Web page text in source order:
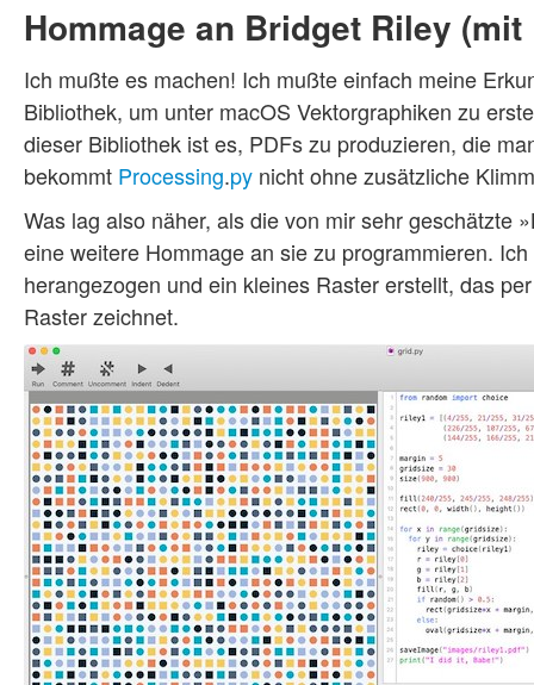
Hommage an Bridget Riley
Ich mußte es machen! Ich mußte einfach meine
Bibliothek, um unter macOS Vektorgraphiken zu
dieser Bibliothek ist es, PDFs zu produzieren, die
bekommt Processing.py nicht ohne zusätzliche
Was lag also näher, als die von mir sehr geschätzte
eine weitere Hommage an sie zu programmieren.
herangezogen und ein kleines Raster erstellt, das
Raster zeichnet.